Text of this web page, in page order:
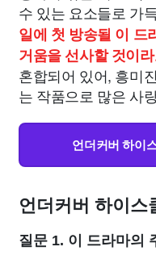
수 있는 요소들로 가
일에 첫 방송될 이 드
거움을 선사할 것이
혼합되어 있어, 흥미
는 작품으로 많은 사
언더커버 하이
언더커버 하이스
질문 1. 이 드라마의